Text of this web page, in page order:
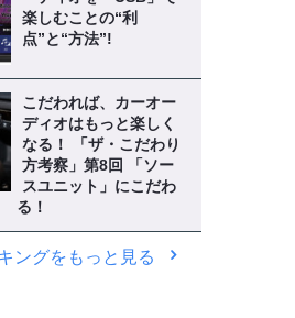
楽しむことの“利
点”と“方法”!
こだわれば、カーオー
ディオはもっと楽しく
なる！ 「ザ・こだわり
方考察」第8回 「ソー
スユニット」にこだわ
る！
ングをもっと見る